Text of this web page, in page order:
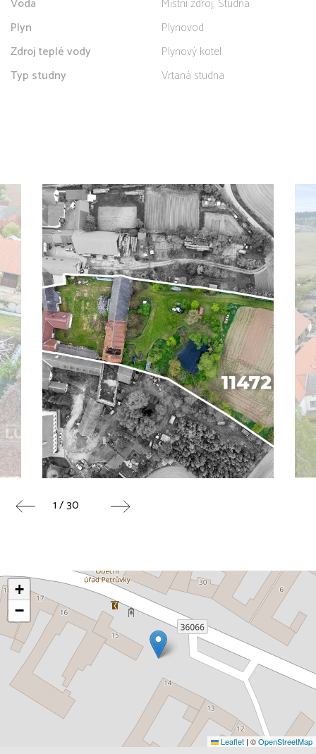
Plyn
Plynovod
Zdroj teplé vody
Plynový kotel
Typ studny
Vrtaná studna
1 / 30
+
−
Leaflet | ©OpenStreetMap